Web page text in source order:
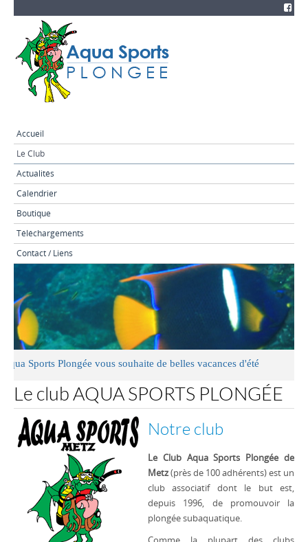
Accueil
Le Club
Actualités
Calendrier
Boutique
Téléchargements
Contact / Liens
Plongée vous souhaite de belles vacances d'été
Le club AQUA SPORTS PLONGÉE
Notre club
Le Club Aqua Sports Plongée de
Metz(près de 100 adhérents) est un
club associatif dont le but est,
depuis 1996, de promouvoir la
plongée subaquatique.